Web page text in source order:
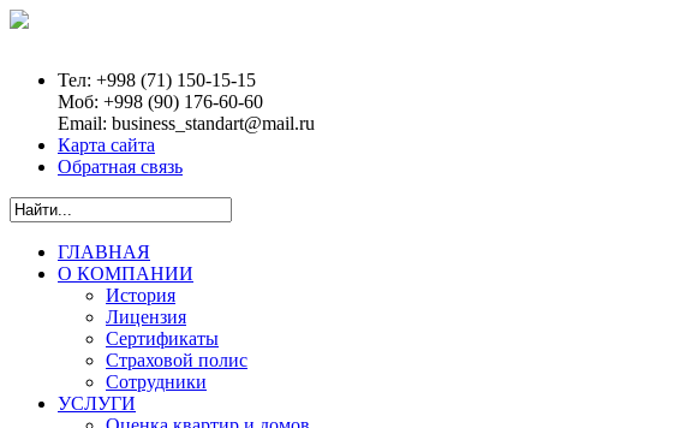
Тел: +998 (71) 150-15-15
Моб: +998 (90) 176-60-60
Email: business_standart@mail.ru
Карта сайта
Обратная связь
ГЛАВНАЯ
О КОМПАНИИ
История
Лицензия
Сертификаты
Страховой полис
Сотрудники
УСЛУГИ